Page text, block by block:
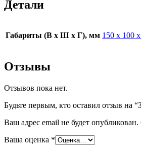
Детали
Габариты (В х Ш х Г), мм 150 х 100
Отзывы
Отзывов пока нет.
Будьте первым, кто оставил отзыв на
Ваш адрес email не будет опубликован.
Ваша оценка *